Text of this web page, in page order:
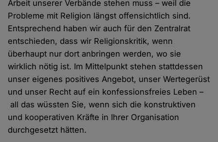
Arbeit unserer Verbände stehen muss – weil die
Probleme mit Religion längst offensichtlich sind.
Entsprechend haben wir auch für den Zentralrat
entschieden, dass wir Religionskritik, wenn
überhaupt nur dort anbringen werden, wo sie
wirklich nötig ist. Im Mittelpunkt stehen stattdessen
unser eigenes positives Angebot, unser Wertegerüst
und unser Recht auf ein konfessionsfreies Leben –
all das wüssten Sie, wenn sich die konstruktiven
und kooperativen Kräfte in Ihrer Organisation
durchgesetzt hätten.